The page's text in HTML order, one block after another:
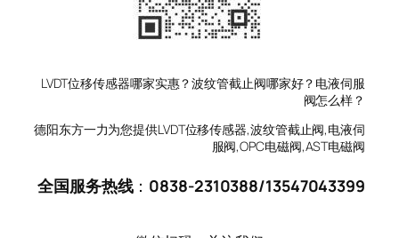
LVDT位移传感器哪家实惠？波纹管截止阀哪家好？电液伺服
阀怎么样？
德阳东方一力为您提供LVDT位移传感器,波纹管截止阀,电液伺
服阀,OPC电磁阀,AST电磁阀
全国服务热线： 0838-2310388/13547043399